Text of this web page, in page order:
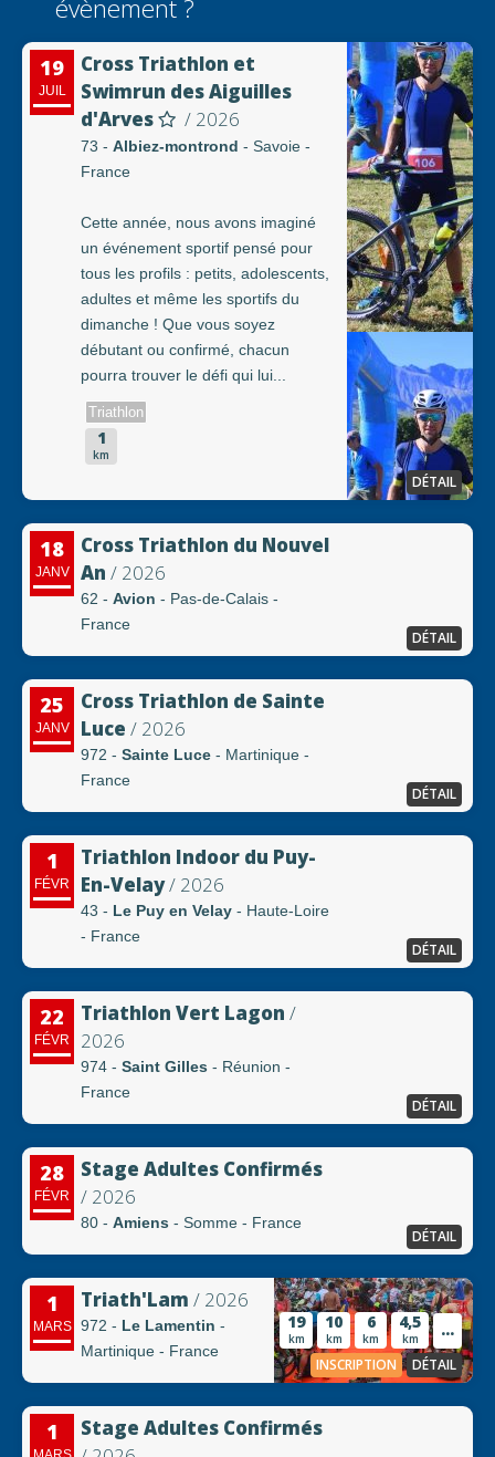
évènement ?
19
JUIL
Cross Triathlon et
Swimrun des Aiguilles
d'Arves
/ 2026
73 - Albiez-montrond - Savoie -
France
Cette année, nous avons imaginé
un événement sportif pensé pour
tous les profils : petits, adolescents,
adultes et même les sportifs du
dimanche ! Que vous soyez
débutant ou confirmé, chacun
pourra trouver le défi qui lui...
Triathlon
1
km
DÉTAIL
18
JANV
Cross Triathlon du Nouvel
An / 2026
62 - Avion - Pas-de-Calais -
France
DÉTAIL
25
JANV
Cross Triathlon de Sainte
Luce / 2026
972 - Sainte Luce - Martinique -
France
DÉTAIL
1
FÉVR
Triathlon Indoor du Puy-
En-Velay/ 2026
43 - Le Puy en Velay - Haute-Loire
- France
DÉTAIL
22
FÉVR
Triathlon Vert Lagon /
2026
974 - Saint Gilles - Réunion -
France
DÉTAIL
28
FÉVR
Stage Adultes Confirmés
/ 2026
80 - Amiens - Somme - France
DÉTAIL
1
MARS
Triath'Lam / 2026
972 - Le Lamentin -
Martinique - France
19
km
10
km
6
km
4,5
km ...
INSCRIPTION DÉTAIL
1
Stage Adultes Confirmés